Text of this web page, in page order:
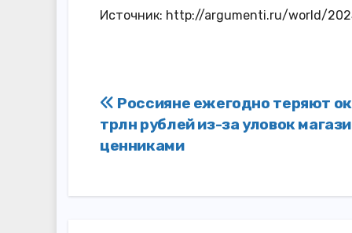
Источник: http://argumenti.ru/world/
Навигация
по
Россияне ежегодно теряют
трлн рублей из-за уловок
ценниками